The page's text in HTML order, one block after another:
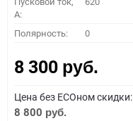
A:
Полярность: 0
8 300 руб.
Цена без ECOном скидки:
8 800 руб.